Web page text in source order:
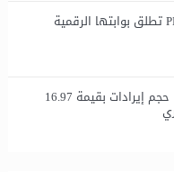
خدمات البترول البحرية PMS تطلق بوابتها الرقمية
عاجل .. سيدبك تستهدف حجم إيرادات بقيمة 16.97